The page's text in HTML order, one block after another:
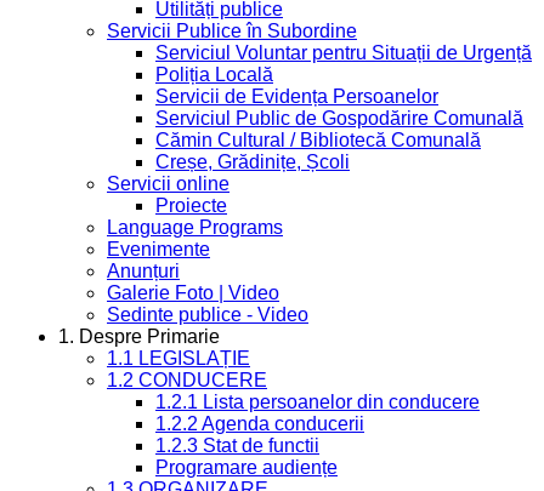
Utilități publice
Servicii Publice în Subordine
Serviciul Voluntar pentru Situații de Urgență
Poliția Locală
Servicii de Evidența Persoanelor
Serviciul Public de Gospodărire Comunală
Cămin Cultural / Bibliotecă Comunală
Creșe, Grădinițe, Școli
Servicii online
Proiecte
Language Programs
Evenimente
Anunțuri
Galerie Foto | Video
Sedinte publice - Video
1. Despre Primarie
1.1 LEGISLAȚIE
1.2 CONDUCERE
1.2.1 Lista persoanelor din conducere
1.2.2 Agenda conducerii
1.2.3 Stat de functii
Programare audiențe